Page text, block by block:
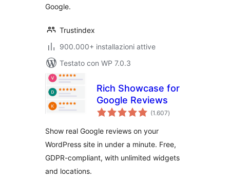
Google.
Trustindex
900.000+ installazioni attive
Testato con WP 7.0.3
Rich Showcase for
Google Reviews
(1.607valutazioni
totali
)
Show real Google reviews on your
WordPress site in under a minute. Free,
GDPR-compliant, with unlimited widgets
and locations.